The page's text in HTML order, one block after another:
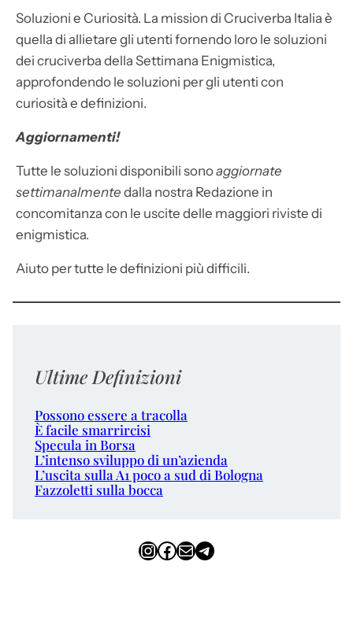
Soluzioni e Curiosità. La mission di Cruciverba Italia è
quella di allietare gli utenti fornendo loro le soluzioni
dei cruciverba della Settimana Enigmistica,
approfondendo le soluzioni per gli utenti con
curiosità e definizioni.
Aggiornamenti!
Tutte le soluzioni disponibili sonoaggiornate
settimanalmente dalla nostra Redazione in
concomitanza con le uscite delle maggiori riviste di
enigmistica.
Aiuto per tutte le definizioni più difficili.
Ultime Definizioni
Possono essere a tracolla
È facile smarrircisi
Specula in Borsa
L’intenso sviluppo di un’azienda
L’uscita sulla A1 poco a sud di Bologna
Fazzoletti sulla bocca
InstagramFacebook Email Telegram